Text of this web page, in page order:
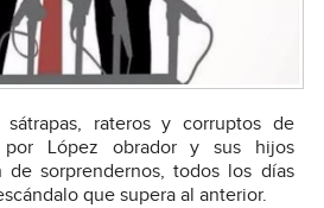
rateros y corruptos de
por López obrador y sus hijos
sorprendernos, todos los días
que supera al anterior.